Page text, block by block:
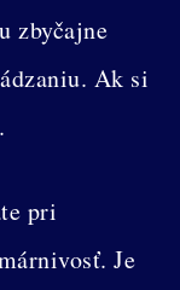
zbyčajne
Ak si
pri
Je